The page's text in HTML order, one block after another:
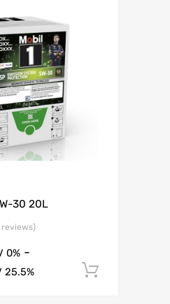
30 20L
reviews)
0% -
25.5%